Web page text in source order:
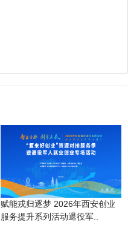
赋能戎归逐梦 2026年西安创业
服务提升系列活动退役军..